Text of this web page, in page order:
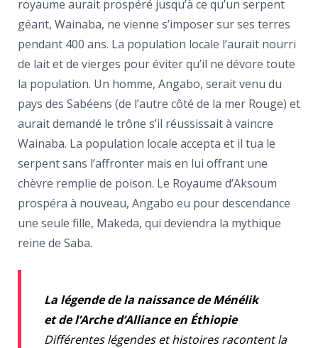
royaume aurait prospéré jusqu’à ce qu’un serpent
géant, Wainaba, ne vienne s’imposer sur ses terres
pendant 400 ans. La population locale l’aurait nourri
de lait et de vierges pour éviter qu’il ne dévore toute
la population. Un homme, Angabo, serait venu du
pays des Sabéens (de l’autre côté de la mer Rouge) et
aurait demandé le trône s’il réussissait à vaincre
Wainaba. La population locale accepta et il tua le
serpent sans l’affronter mais en lui offrant une
chèvre remplie de poison. Le Royaume d’Aksoum
prospéra à nouveau, Angabo eu pour descendance
une seule fille, Makeda, qui deviendra la mythique
reine de Saba.
La légende de la naissance de Ménélik
et de l’Arche d’Alliance en Éthiopie
Différentes légendes et histoires racontent la